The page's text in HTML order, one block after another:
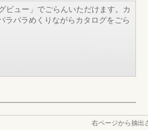
ビュー」でごらんいただけます。カ
ラパラめくりながらカタログをごら
右ページから抽出